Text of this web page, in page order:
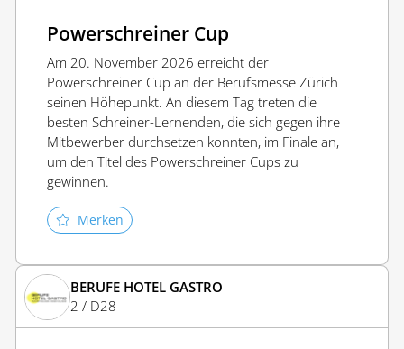
Powerschreiner Cup
Am 20. November 2026 erreicht der
Powerschreiner Cup an der Berufsmesse Zürich
seinen Höhepunkt. An diesem Tag treten die
besten Schreiner-Lernenden, die sich gegen ihre
Mitbewerber durchsetzen konnten, im Finale an,
um den Titel des Powerschreiner Cups zu
gewinnen.
Merken
BERUFE HOTEL GASTRO
2 / D28